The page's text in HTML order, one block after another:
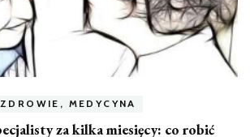
ZDROWIE, MEDYCYNA
za kilka miesięcy: co robić